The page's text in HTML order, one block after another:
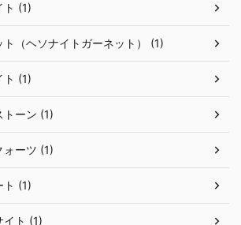
ト (1)
ト（ヘソナイトガーネット） (1)
ト (1)
トーン (1)
ォーツ (1)
ト (1)
イト (1)